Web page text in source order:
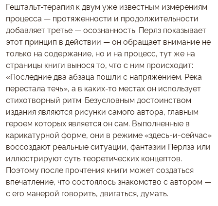
Гештальт-терапия к двум уже известным измерениям
процесса — протяженности и продолжительности
добавляет третье — осознанность. Перлз показывает
этот принцип в действии — он обращает внимание не
только на содержание, но и на процесс, тут же на
страницы книги вынося то, что с ним происходит:
«Последние два абзаца пошли с напряжением. Река
перестала течь», а в каких-то местах он использует
стихотворный ритм. Безусловным достоинством
издания являются рисунки самого автора, главным
героем которых является он сам. Выполненные в
карикатурной форме, они в режиме «здесь-и-сейчас»
воссоздают реальные ситуации, фантазии Перлза или
иллюстрируют суть теоретических концептов.
Поэтому после прочтения книги может создаться
впечатление, что состоялось знакомство с автором —
с его манерой говорить, двигаться, думать.